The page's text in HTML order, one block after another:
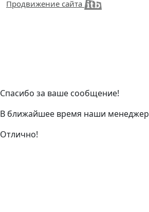
Продвижение сайта
Спасибо за ваше сообщение!
В ближайшее время наши
Отлично!